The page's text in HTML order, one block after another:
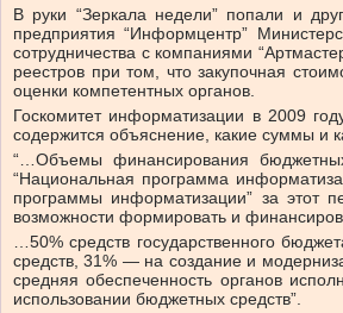
В руки “Зеркала недели” попали и
предприятия “Информцентр”
сотрудничества с компаниями
реестров при том, что закупочная
оценки компетентных органов.
Госкомитет информатизации в 2009
содержится объяснение, какие суммы и
“…Объемы финансирования
“Национальная программа
программы информатизации” за этот
возможности формировать и
…50% средств государственного
средств, 31% — на создание и
средняя обеспеченность органов
использовании бюджетных средств”.